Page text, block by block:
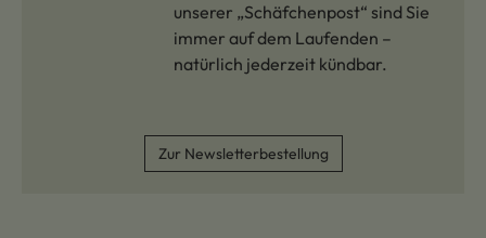
unserer „Schäfchenpost“ sind Sie
immer auf dem Laufenden –
natürlich jederzeit kündbar.
Zur Newsletterbestellung